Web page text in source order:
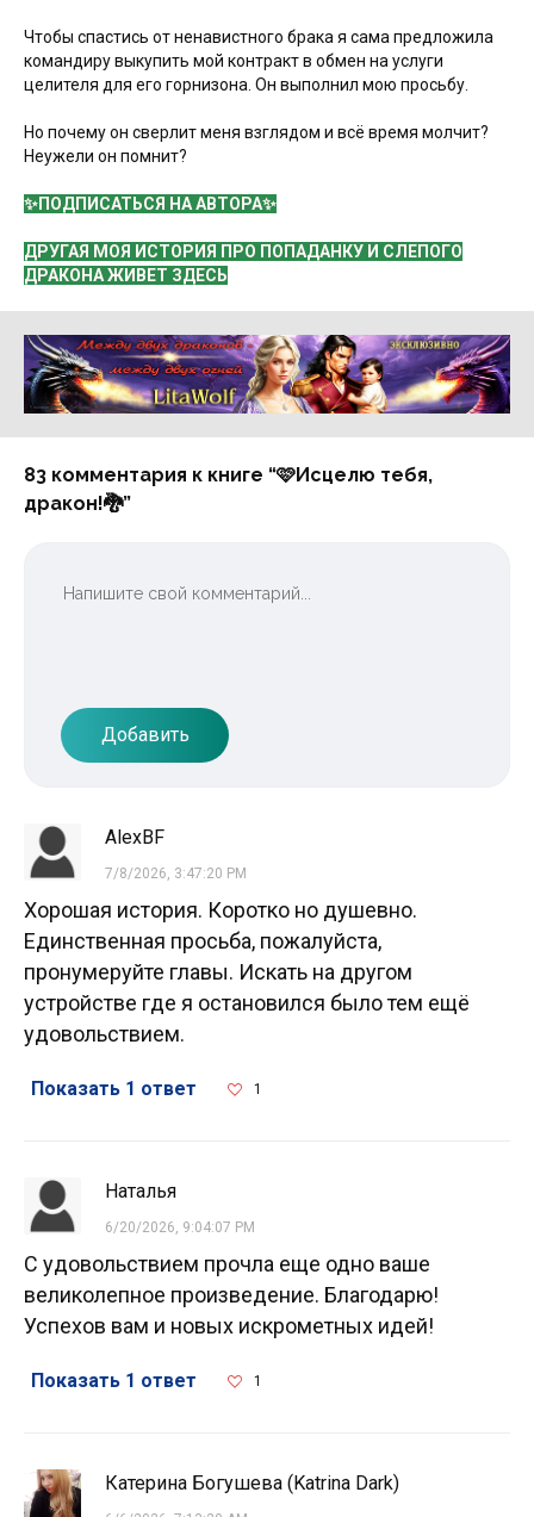
Чтобы спастись от ненавистного брака я сама предложила
командиру выкупить мой контракт в обмен на услуги
целителя для его горнизона. Он выполнил мою просьбу.
Но почему он сверлит меня взглядом и всё время молчит?
Неужели он помнит?
✨ПОДПИСАТЬСЯ НА АВТОРА✨
ДРУГАЯ МОЯ ИСТОРИЯ ПРО ПОПАДАНКУ И СЛЕПОГО
ДРАКОНА ЖИВЕТ ЗДЕСЬ
Реклама 16+ АО «ЛитГород»
83 комментария к книге “🩷Исцелю тебя,
дракон!🐉”
Добавить
AlexBF
7/8/2026, 3:47:20 PM
Хорошая история. Коротко но душевно.
Единственная просьба, пожалуйста,
пронумеруйте главы. Искать на другом
устройстве где я остановился было тем ещё
удовольствием.
Показать 1 ответ 1
Наталья
6/20/2026, 9:04:07 PM
С удовольствием прочла еще одно ваше
великолепное произведение. Благодарю!
Успехов вам и новых искрометных идей!
Показать 1 ответ 1
Катерина Богушева (Katrina Dark)